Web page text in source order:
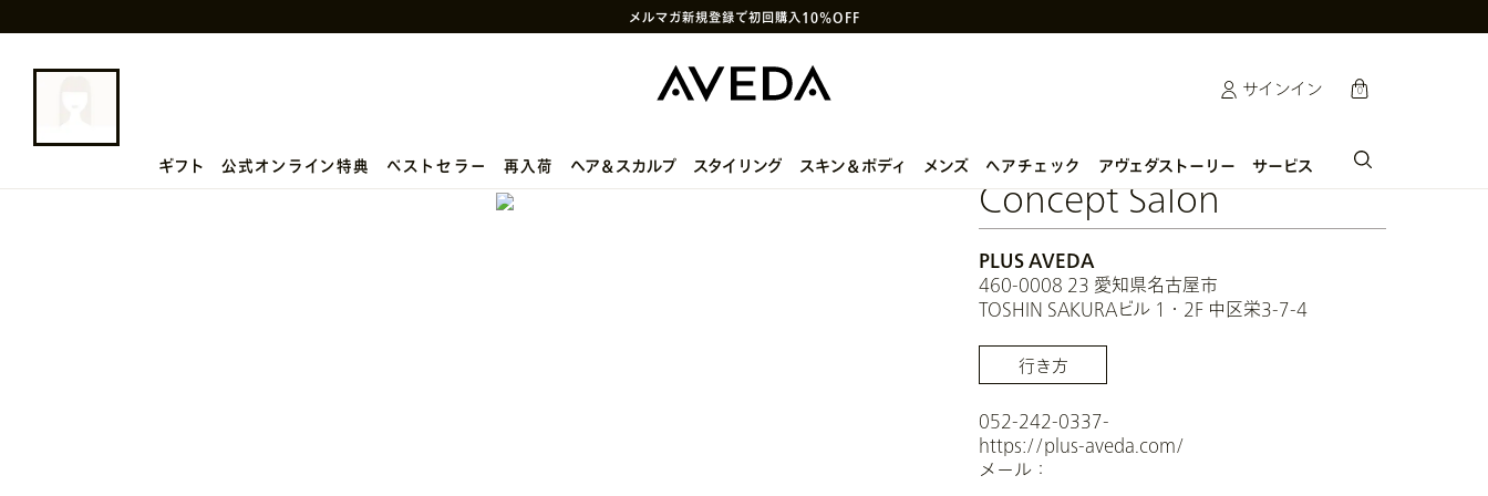
メルマガ新規登録で初回購入10%OFF
やLINEで贈れるeギフトサービス
サインイン cart
0
ギフト 公式オンライン特典 ベストセラー 再入荷 ヘア＆スカルプ スタイリング スキン＆ボディ メンズ ヘアチェック アヴェダストーリー サービス
Concept Salon
PLUS AVEDA
460-0008 23 愛知県名古屋市
TOSHIN SAKURAビル 1・2F 中区栄3-7-4
行き方
052-242-0337-
https://plus-aveda.com/
メール：